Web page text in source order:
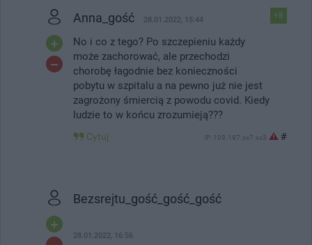
+8
Anna_gość 28.01.2022, 15:44
No i co z tego? Po szczepieniu każdy
może zachorować, ale przechodzi
chorobę łagodnie bez konieczności
pobytu w szpitalu a na pewno już nie jest
zagrożony śmiercią z powodu covid. Kiedy
ludzie to w końcu zrozumieją???
Cytuj IP: 109.197.xx7.xx3 #
Bezsrejtu_gość_gość_gość
28.01.2022, 16:56